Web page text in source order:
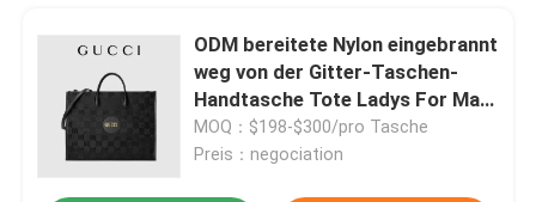
ODM bereitete Nylon eingebrannt
weg von der Gitter-Taschen-
Handtasche Tote Ladys For Man
auf
MOQ：$198-$300/pro Tasche
Preis：negociation